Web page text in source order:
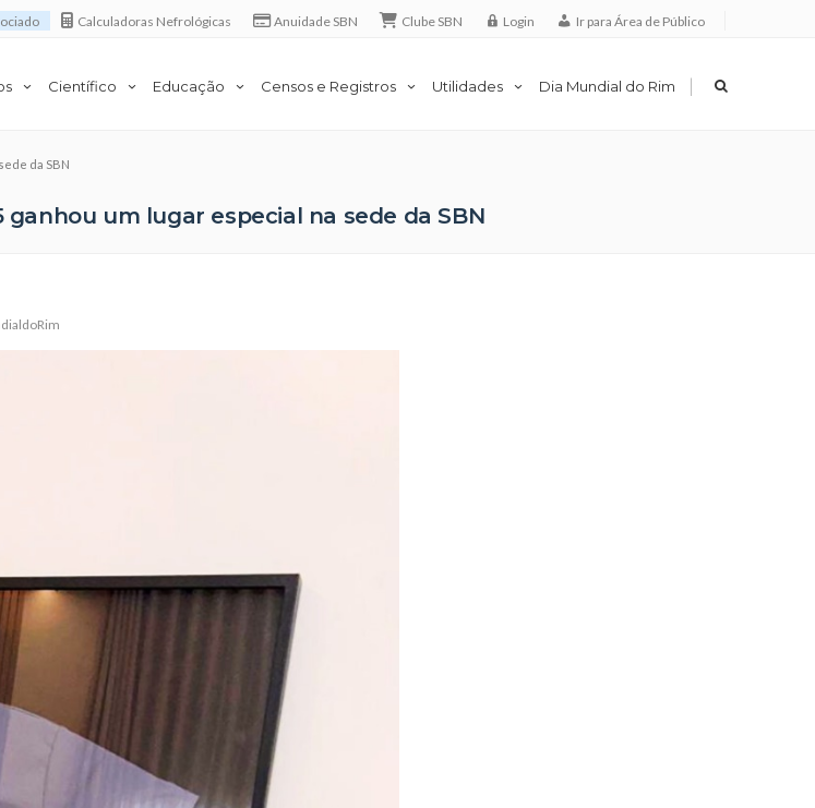
Calculadoras Nefrológicas Anuidade SBN Clube SBN Login Ir para Área de Público
Científico Educação Censos e Registros Utilidades Dia Mundial do Rim |
da SBN
um lugar especial na sede da SBN